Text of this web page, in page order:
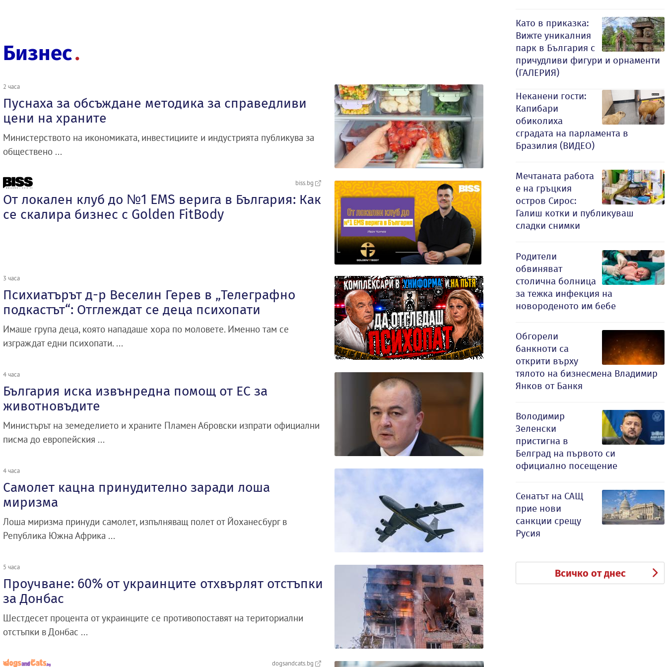
Бизнес
2 часа
Пуснаха за обсъждане методика за справедливи
цени на храните
Министерството на икономиката, инвестициите и индустрията публикува за
обществено ...
biss.bg
От локален клуб до №1 EMS верига в България: Как
се скалира бизнес с Golden FitBody
3 часа
Психиатърът д-р Веселин Герев в „Телеграфно
подкастът“: Отглеждат се деца психопати
Имаше група деца, която нападаше хора по моловете. Именно там се
изграждат едни психопати. ...
4 часа
България иска извънредна помощ от ЕС за
животновъдите
Министърът на земеделието и храните Пламен Абровски изпрати официални
писма до европейския ...
4 часа
Самолет кацна принудително заради лоша
миризма
Лоша миризма принуди самолет, изпълняващ полет от Йоханесбург в
Република Южна Африка ...
5 часа
Проучване: 60% от украинците отхвърлят отстъпки
за Донбас
Шестдесет процента от украинците се противопоставят на териториални
отстъпки в Донбас ...
dogsandcats.bg
Като в приказка:
Вижте уникалния
парк в България с
причудливи фигури и орнаменти
(ГАЛЕРИЯ)
Неканени гости:
Капибари
обиколиха
сградата на парламента в
Бразилия (ВИДЕО)
Мечтаната работа
е на гръцкия
остров Сирос:
Галиш котки и публикуваш
сладки снимки
Родители
обвиняват
столична болница
за тежка инфекция на
новороденото им бебе
Обгорели
банкноти са
открити върху
тялото на бизнесмена Владимир
Янков от Банкя
Володимир
Зеленски
пристигна в
Белград на първото си
официално посещение
Сенатът на САЩ
прие нови
санкции срещу
Русия
Всичко от днес